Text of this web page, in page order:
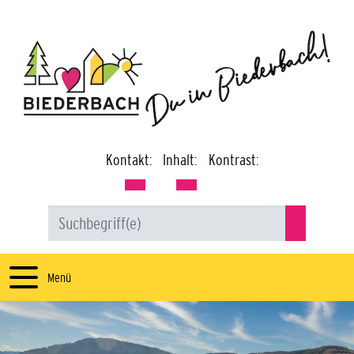
Kontakt: Inhalt: Kontrast:
Menü